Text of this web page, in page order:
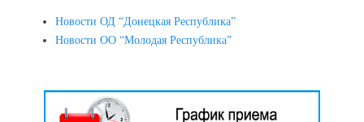
Новости ОД “Донецкая Республика”
Новости ОО “Молодая Республика”